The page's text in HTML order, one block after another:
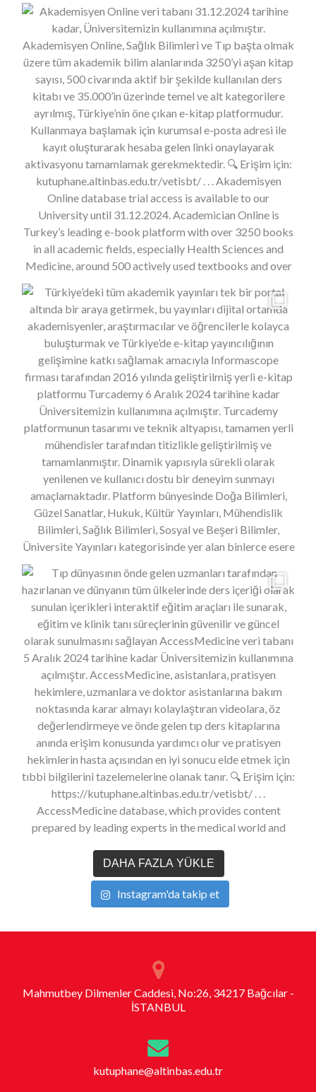
DAHA FAZLA YÜKLE
Instagram'da takip et
Mahmutbey Dilmenler Caddesi, No:26, 34217 Bağcılar -
İSTANBUL
kutuphane@altinbas.edu.tr